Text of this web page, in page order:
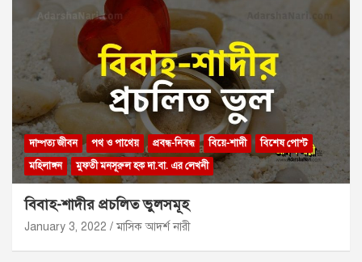
দাম্পত্য জীবন পথ ও পাথেয় প্রবন্ধ-নিবন্ধ বিয়ে-শাদী
বিশেষ পোস্ট
মহিলাঙ্গন
মুফতী মনসূরুল হক দা.বা. এর লেখনী
বিবাহ-শাদীর প্রচলিত ভুলসমূহ
January 3, 2022 মাসিক আদর্শ নারী